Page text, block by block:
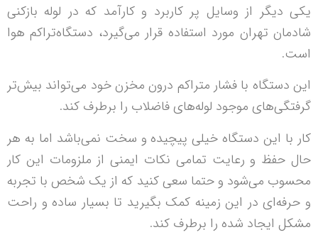
یکی دیگر از وسایل پر کاربرد و کارآمد که در لوله بازکنی
شادمان تهران مورد استفاده قرار می‌گیرد، دستگاه‌تراکم هوا
است.
این دستگاه با فشار متراکم درون مخزن خود می‌تواند بیش‌تر
گرفتگی‌های موجود لوله‌های فاضلاب را برطرف کند.
کار با این دستگاه خیلی پیچیده و سخت نمی‌باشد اما به هر
حال حفظ و رعایت تمامی نکات ایمنی از ملزومات این کار
محسوب می‌شود و حتما سعی کنید که از یک شخص با تجربه
و حرفه‌ای در این زمینه کمک بگیرید تا بسیار ساده و راحت
مشکل ایجاد شده را برطرف کند.